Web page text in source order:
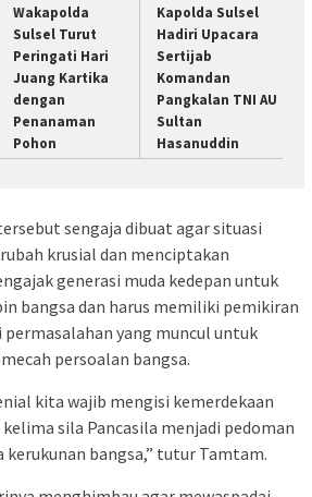
Wakapolda
Sulsel Turut
Peringati Hari
Juang Kartika
dengan
Penanaman
Pohon
Kapolda Sulsel
Hadiri Upacara
Sertijab
Komandan
Pangkalan TNI AU
Sultan
Hasanuddin
sengaja dibuat agar situasi
krusial dan menciptakan
generasi muda kedepan untuk
bangsa dan harus memiliki pemikiran
yang muncul untuk
persoalan bangsa.
kita wajib mengisi kemerdekaan
sila Pancasila menjadi pedoman
bangsa,” tutur Tamtam.